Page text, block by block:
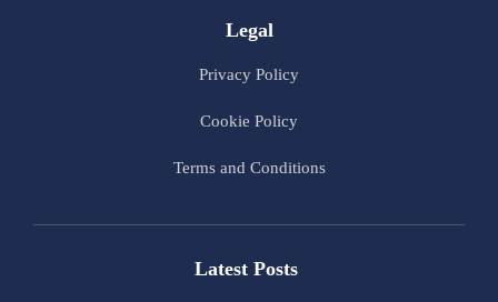
Legal
Privacy Policy
Cookie Policy
Terms and Conditions
Latest Posts